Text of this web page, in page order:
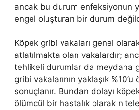
ancak bu durum enfeksiyonun
engel oluşturan bir durum
Köpek gribi vakaları genel
atlatılmakta olan vakalardır;
tehlikeli durumlar da meydana
gribi vakalarının yaklaşık %10’u
sonuçlanır. Bundan dolayı
ölümcül bir hastalık olarak